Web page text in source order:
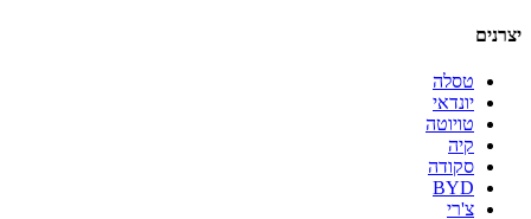
יצרנים
טסלה
יונדאי
טויוטה
קיה
סקודה
BYD
צ'רי